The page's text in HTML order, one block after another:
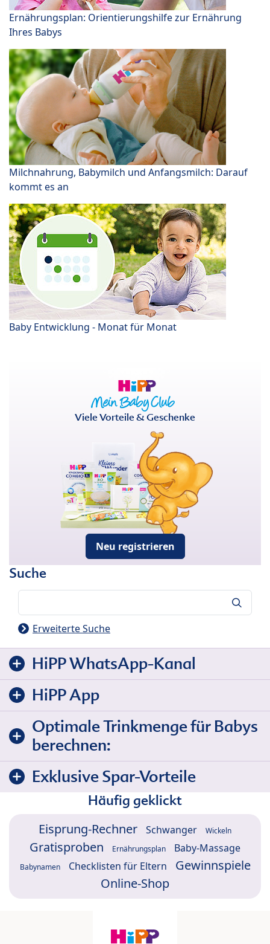
Ernährungsplan: Orientierungshilfe zur Ernährung
Ihres Babys
Milchnahrung, Babymilch und Anfangsmilch: Darauf
kommt es an
Baby Entwicklung - Monat für Monat
Viele Vorteile & Geschenke
Neu registrieren
Suche
Erweiterte Suche
HiPP WhatsApp-Kanal
HiPP App
Optimale Trinkmenge für Babys
berechnen:
Exklusive Spar-Vorteile
Häufig geklickt
Eisprung-Rechner Schwanger Wickeln
Gratisproben Ernährungsplan Baby-Massage
Babynamen Checklisten für Eltern
Gewinnspiele
Online-Shop